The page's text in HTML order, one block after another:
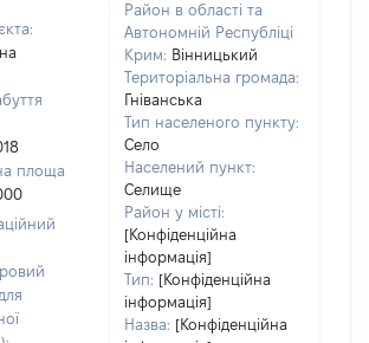
площа
Район в області та
Автономній Республіці
Крим: Вінницький
Територіальна громада:
Гніванська
Тип населеного пункту:
Село
Населений пункт:
Селище
Район у місті:
[Конфіденційна
інформація]
Тип: [Конфіденційна
інформація]
Назва: [Конфіденційна